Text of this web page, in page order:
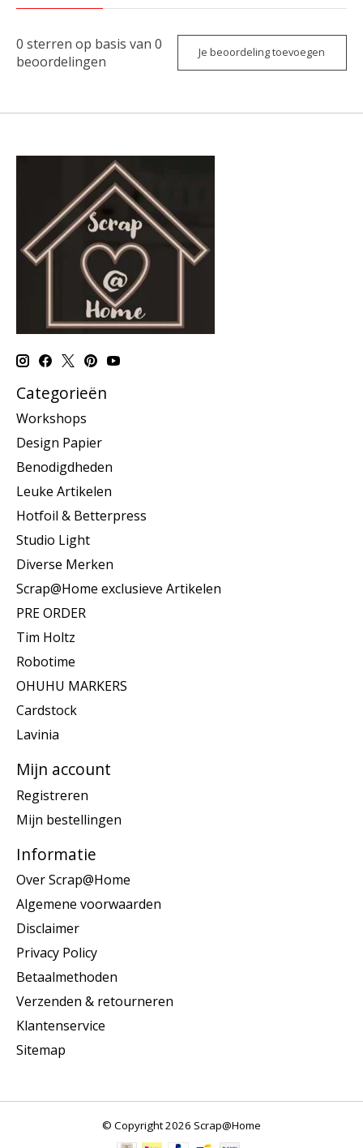
0 sterren op basis van 0
beoordelingen
Je beoordeling toevoegen
Categorieën
Workshops
Design Papier
Benodigdheden
Leuke Artikelen
Hotfoil & Betterpress
Studio Light
Diverse Merken
Scrap@Home exclusieve Artikelen
PRE ORDER
Tim Holtz
Robotime
OHUHU MARKERS
Cardstock
Lavinia
Mijn account
Registreren
Mijn bestellingen
Informatie
Over Scrap@Home
Algemene voorwaarden
Disclaimer
Privacy Policy
Betaalmethoden
Verzenden & retourneren
Klantenservice
Sitemap
© Copyright 2026 Scrap@Home